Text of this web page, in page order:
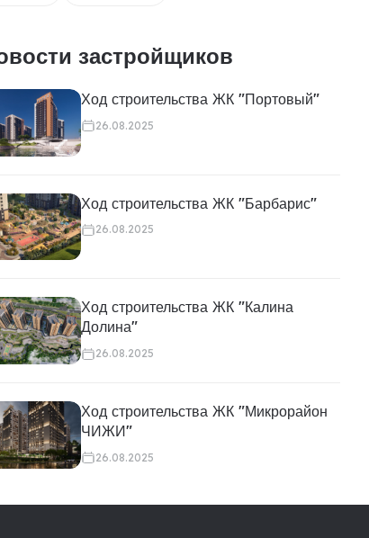
застройщиков
Ход строительства ЖК "Портовый"
26.08.2025
Ход строительства ЖК "Барбарис"
26.08.2025
Ход строительства ЖК "Калина
Долина"
26.08.2025
Ход строительства ЖК "Микрорайон
ЧИЖИ"
26.08.2025